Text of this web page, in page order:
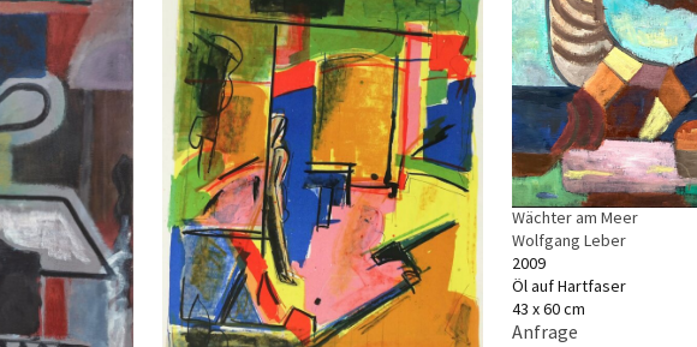
Wächter am Meer
Wolfgang Leber
2009
Öl auf Hartfaser
43 x 60 cm
Anfrage